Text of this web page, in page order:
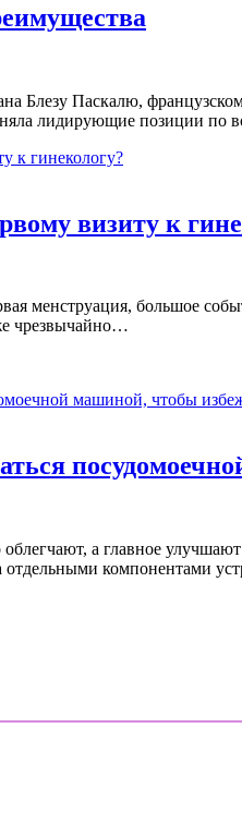
Блезу Паскалю,
лидирующие позиции по
визиту к
менструация, большое
чрезвычайно…
а главное
отдельными компонентами